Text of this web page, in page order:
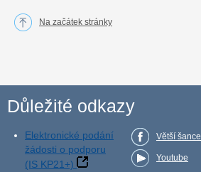
Na začátek stránky
Důležité odkazy
Elektronické podání
žádosti o podporu
(IS KP21+)
Větší šance
Youtube